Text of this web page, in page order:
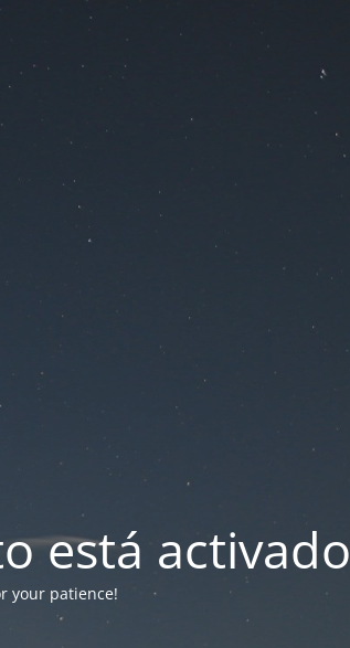
está activado
your patience!